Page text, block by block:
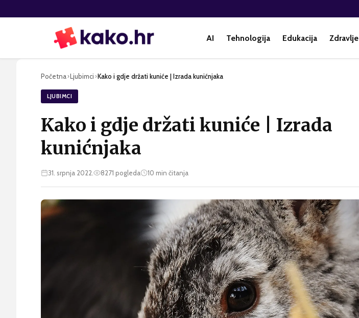
AI Tehnologija Edukacija Zdravlje
Početna›Ljubimci ›Kako i gdje držati kuniće | Izrada kunićnjaka
LJUBIMCI
Kako i gdje držati kuniće | Izrada
kunićnjaka
31. srpnja 2022. 8271 pogleda 10 min čitanja